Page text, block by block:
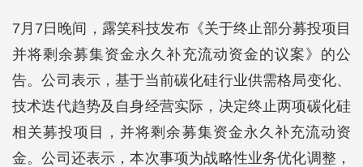
7月7日晚间，露笑科技发布《关于终止部分募投项目
并将剩余募集资金永久补充流动资金的议案》的公
告。公司表示，基于当前碳化硅行业供需格局变化、
技术迭代趋势及自身经营实际，决定终止两项碳化硅
相关募投项目，并将剩余募集资金永久补充流动资
金。公司还表示，本次事项为战略性业务优化调整，